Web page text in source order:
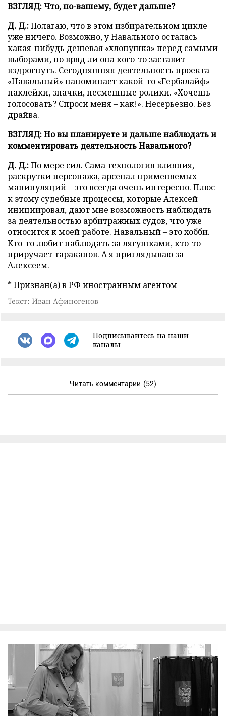
ВЗГЛЯД: Что, по-вашему, будет дальше?
Д. Д.:Полагаю, что в этом избирательном цикле
уже ничего. Возможно, у Навального осталась
какая-нибудь дешевая «хлопушка» перед самыми
выборами, но вряд ли она кого-то заставит
вздрогнуть. Сегодняшняя деятельность проекта
«Навальный» напоминает какой-то «Гербалайф» –
наклейки, значки, несмешные ролики. «Хочешь
голосовать? Спроси меня – как!». Несерьезно. Без
драйва.
ВЗГЛЯД: Но вы планируете и дальше наблюдать и
комментировать деятельность Навального?
Д. Д.:По мере сил. Сама технология влияния,
раскрутки персонажа, арсенал применяемых
манипуляций – это всегда очень интересно. Плюс
к этому судебные процессы, которые Алексей
инициировал, дают мне возможность наблюдать
за деятельностью арбитражных судов, что уже
относится к моей работе. Навальный – это хобби.
Кто-то любит наблюдать за лягушками, кто-то
приручает тараканов. А я приглядываю за
Алексеем.
* Признан(а) в РФ иностранным агентом
Текст: Иван Афиногенов
Подписывайтесь на наши
каналы
Читать комментарии (52)